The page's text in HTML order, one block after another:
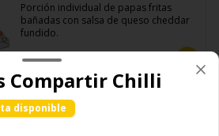
Porción individual de papas fritas
bañadas con salsa de queso cheddar
fundido.
$85.00
Papas Fritas para
Compartir Chilli
disponible